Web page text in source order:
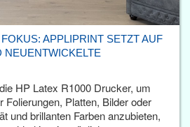
APPLIPRINT SETZT AUF
NEUENTWICKELTE
HP Latex R1000 Drucker, um
Folierungen, Platten, Bilder oder
und brillanten Farben anzubieten,